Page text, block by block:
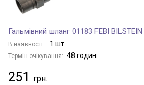
Гальмівний шланг 01183 FEBI BILSTEIN
В наявності: 1 шт.
Термін очікування: 48 годин
251